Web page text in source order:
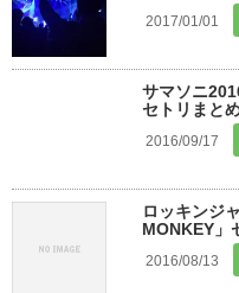
2017/01/01
サマソニ
セトリまと
2016/09/17
ロッキンジ
MONKEY」
2016/08/13